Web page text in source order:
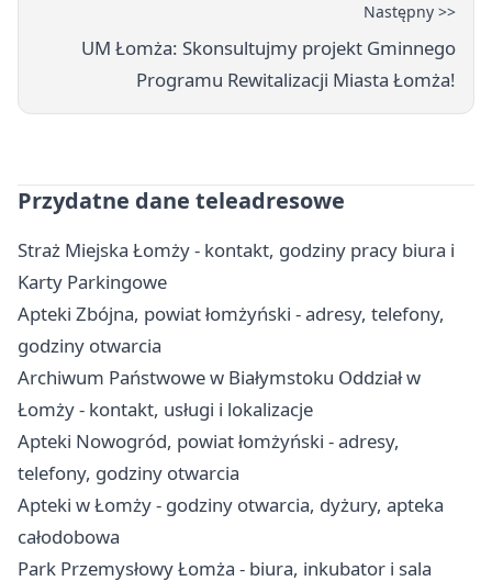
Następny >>
UM Łomża: Skonsultujmy projekt Gminnego
Programu Rewitalizacji Miasta Łomża!
Przydatne dane teleadresowe
Straż Miejska Łomży - kontakt, godziny pracy biura i
Karty Parkingowe
Apteki Zbójna, powiat łomżyński - adresy, telefony,
godziny otwarcia
Archiwum Państwowe w Białymstoku Oddział w
Łomży - kontakt, usługi i lokalizacje
Apteki Nowogród, powiat łomżyński - adresy,
telefony, godziny otwarcia
Apteki w Łomży - godziny otwarcia, dyżury, apteka
całodobowa
Park Przemysłowy Łomża - biura, inkubator i sala